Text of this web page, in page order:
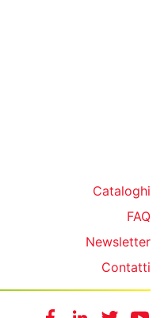
Cataloghi
FAQ
Newsletter
Contatti